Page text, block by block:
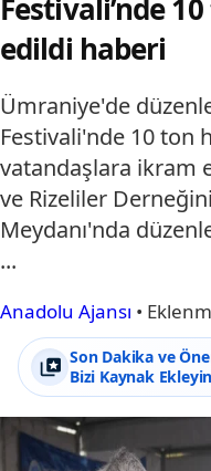
Festivali’nde
edildi haberi
Ümraniye'de
Festivali'nde 10 ton
vatandaşlara ikram
ve Rizeliler
Meydanı'nda
...
Anadolu Ajansı •
Son Dakika ve
Bizi Kaynak